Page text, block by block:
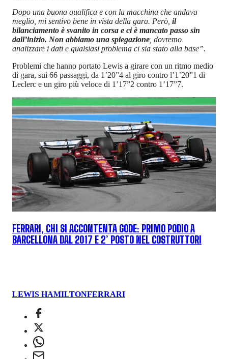
Dopo una buona qualifica e con la macchina che andava
meglio, mi sentivo bene in vista della gara. Però, il
bilanciamento è svanito in corsa e ci è mancato passo sin
dall’inizio. Non abbiamo una spiegazione , dovremo
analizzare i dati e qualsiasi problema ci sia stato alla base”.
Problemi che hanno portato Lewis a girare con un ritmo medio
di gara, sui 66 passaggi, da 1’20”4 al giro contro l’1’20”1 di
Leclerc e un giro più veloce di 1’17”2 contro 1’17”7.
FERRARI, CHI SI ACCONTENTA GODE: PRIMO PODIO A
BARCELLONA DAL 2017 E 2° POSTO NEL COSTRUTTORI
LEWIS HAMILTONFERRARI